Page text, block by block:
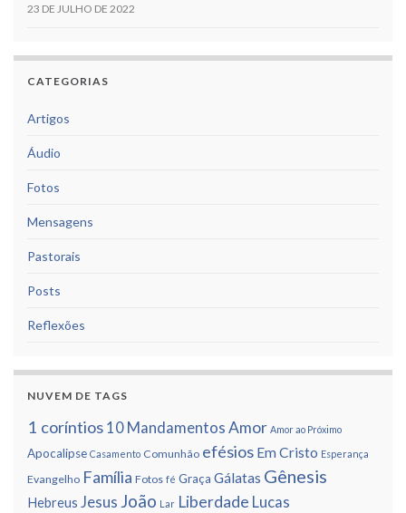
23 DE JULHO DE 2022
CATEGORIAS
Artigos
Áudio
Fotos
Mensagens
Pastorais
Posts
Reflexões
NUVEM DE TAGS
1 corí­ntios 10 Mandamentos Amor Amor ao Próximo
Apocalipse Casamento Comunhão efésios Em Cristo Esperança
Evangelho Famí­lia Fotos fé Graça Gálatas Gênesis
Hebreus Jesus João Lar Liberdade Lucas